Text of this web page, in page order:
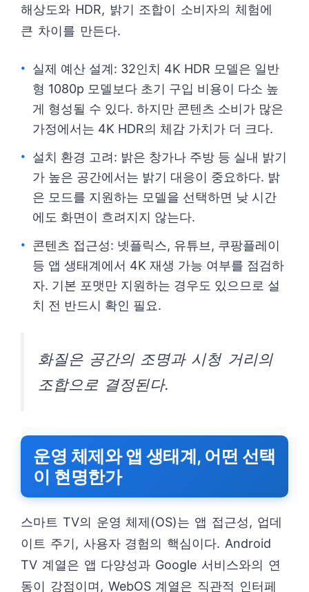
해상도와 HDR, 밝기 조합이 소비자의 체험에
큰 차이를 만든다.
실제 예산 설계: 32인치 4K HDR 모델은 일반
형 1080p 모델보다 초기 구입 비용이 다소 높
게 형성될 수 있다. 하지만 콘텐츠 소비가 많은
가정에서는 4K HDR의 체감 가치가 더 크다.
설치 환경 고려: 밝은 창가나 주방 등 실내 밝기
가 높은 공간에서는 밝기 대응이 중요하다. 밝
은 모드를 지원하는 모델을 선택하면 낮 시간
에도 화면이 흐려지지 않는다.
콘텐츠 접근성: 넷플릭스, 유튜브, 쿠팡플레이
등 앱 생태계에서 4K 재생 가능 여부를 점검하
자. 기본 포맷만 지원하는 경우도 있으므로 설
치 전 반드시 확인 필요.
화질은 공간의 조명과 시청 거리의
조합으로 결정된다.
운영 체제와 앱 생태계, 어떤 선택
이 현명한가
스마트 TV의 운영 체제(OS)는 앱 접근성, 업데
이트 주기, 사용자 경험의 핵심이다. Android
TV 계열은 앱 다양성과 Google 서비스와의 연
동이 강점이며, WebOS 계열은 직관적 인터페